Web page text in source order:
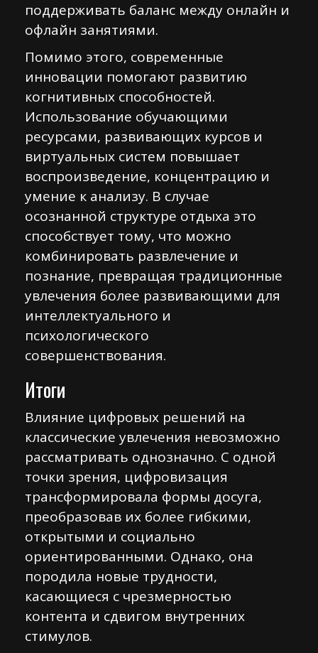
поддерживать баланс между онлайн и
офлайн занятиями.
Помимо этого, современные
инновации помогают развитию
когнитивных способностей.
Использование обучающими
ресурсами, развивающих курсов и
виртуальных систем повышает
воспроизведение, концентрацию и
умение к анализу. В случае
осознанной структуре отдыха это
способствует тому, что можно
комбинировать развлечение и
познание, превращая традиционные
увлечения более развивающими для
интеллектуального и
психологического
совершенствования.
Итоги
Влияние цифровых решений на
классические увлечения невозможно
рассматривать однозначно. С одной
точки зрения, цифровизация
трансформировала формы досуга,
преобразовав их более гибкими,
открытыми и социально
ориентированными. Однако, она
породила новые трудности,
касающиеся с чрезмерностью
контента и сдвигом внутренних
стимулов.